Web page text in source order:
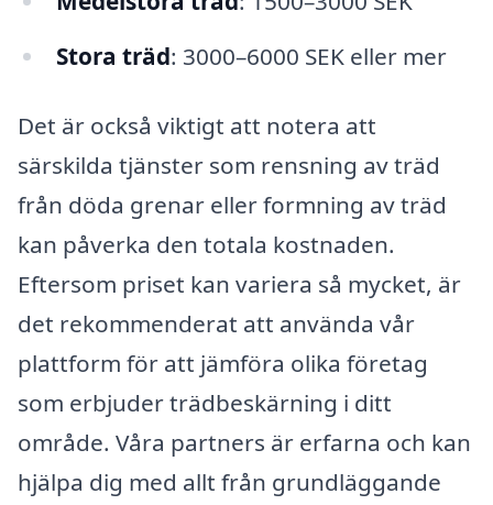
Stora träd: 3000–6000 SEK eller mer
Det är också viktigt att notera att
särskilda tjänster som rensning av träd
från döda grenar eller formning av träd
kan påverka den totala kostnaden.
Eftersom priset kan variera så mycket, är
det rekommenderat att använda vår
plattform för att jämföra olika företag
som erbjuder trädbeskärning i ditt
område. Våra partners är erfarna och kan
hjälpa dig med allt från grundläggande